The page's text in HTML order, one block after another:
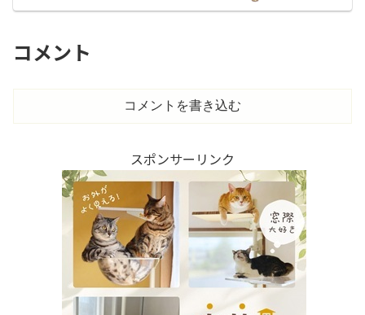
コメント
コメントを書き込む
スポンサーリンク